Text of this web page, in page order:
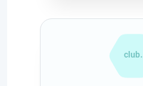
.club